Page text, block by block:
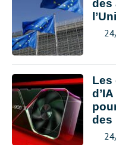
des
Les
des